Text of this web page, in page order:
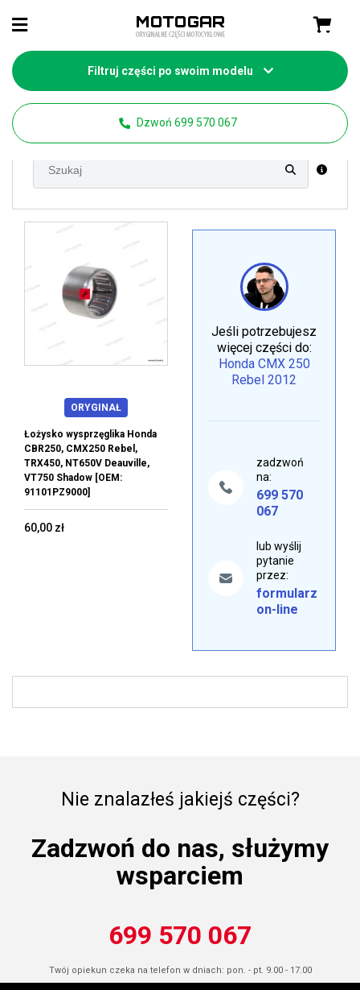
Filtruj części po swoim modelu
Dzwoń 699 570 067
Strona główna Części motocyklowe Honda
ORYGINAŁ
Łożysko wysprzęglika Honda
CBR250, CMX250 Rebel,
TRX450, NT650V Deauville,
VT750 Shadow [OEM:
91101PZ9000]
60,00 zł
Jeśli potrzebujesz
więcej części do:
Honda CMX 250
Rebel 2012
zadzwoń
na:
699 570
067
lub wyślij
pytanie
przez:
formularz
on-line
Nie znalazłeś jakiejś części?
Zadzwoń do nas, służymy
wsparciem
699 570 067
Twój opiekun czeka na telefon w dniach: pon. - pt. 9.00 - 17.00